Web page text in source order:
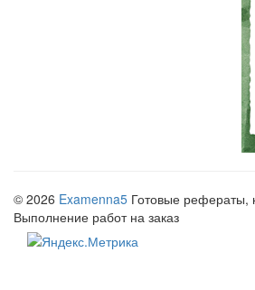
© 2026 Examenna5 Готовые рефераты,
Выполнение работ на заказ